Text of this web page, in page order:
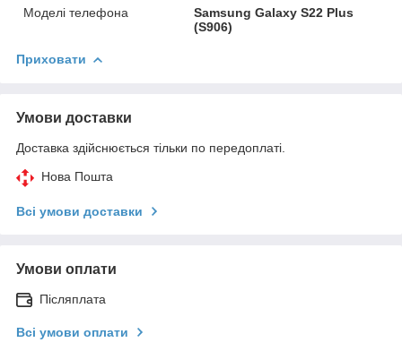
Моделі телефона
Samsung Galaxy S22 Plus
(S906)
Приховати
Умови доставки
Доставка здійснюється тільки по передоплаті.
Нова Пошта
Всі умови доставки
Умови оплати
Післяплата
Всі умови оплати